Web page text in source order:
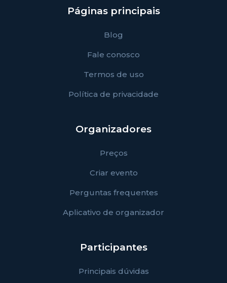
Páginas principais
Blog
Fale conosco
Termos de uso
Política de privacidade
Organizadores
Preços
Criar evento
Perguntas frequentes
Aplicativo de organizador
Participantes
Principais dúvidas